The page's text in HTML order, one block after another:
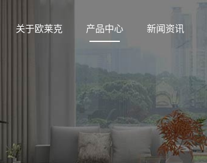
关于欧莱克 产品中心 新闻资讯